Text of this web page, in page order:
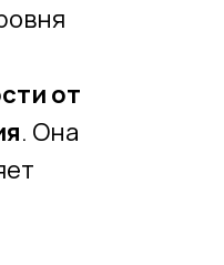
от
. Она